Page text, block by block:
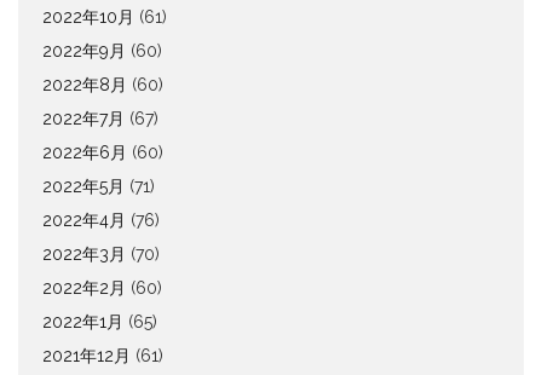
2022年10月 (61)
2022年9月 (60)
2022年8月 (60)
2022年7月 (67)
2022年6月 (60)
2022年5月 (71)
2022年4月 (76)
2022年3月 (70)
2022年2月 (60)
2022年1月 (65)
2021年12月 (61)